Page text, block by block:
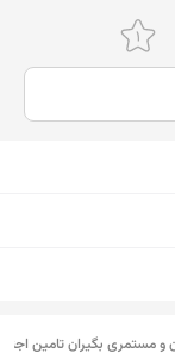
و مستمری بگیران تامین